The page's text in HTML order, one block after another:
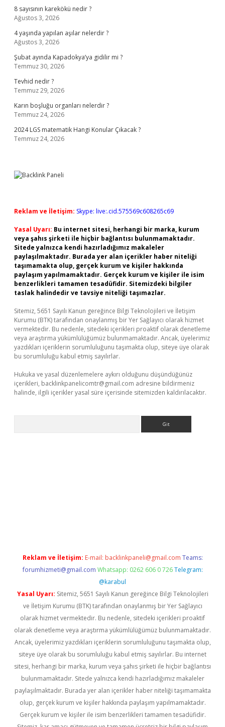
8 sayısının karekökü nedir ?
Ağustos 3, 2026
4 yaşında yapılan aşılar nelerdir ?
Ağustos 3, 2026
Şubat ayında Kapadokya’ya gidilir mi ?
Temmuz 30, 2026
Tevhid nedir ?
Temmuz 29, 2026
Karın boşluğu organları nelerdir ?
Temmuz 24, 2026
2024 LGS matematik Hangi Konular Çıkacak ?
Temmuz 24, 2026
Reklam ve İletişim: Skype: live:.cid.575569c608265c69
Yasal Uyarı: Bu internet sitesi, herhangi bir marka, kurum
veya şahıs şirketi ile hiçbir bağlantısı bulunmamaktadır.
Sitede yalnızca kendi hazırladığımız makaleler
paylaşılmaktadır. Burada yer alan içerikler haber niteliği
taşımamakta olup, gerçek kurum ve kişiler hakkında
paylaşım yapılmamaktadır. Gerçek kurum ve kişiler ile isim
benzerlikleri tamamen tesadüfidir. Sitemizdeki bilgiler
taslak halindedir ve tavsiye niteliği taşımazlar.
Sitemiz, 5651 Sayılı Kanun gereğince Bilgi Teknolojileri ve İletişim
Kurumu (BTK) tarafından onaylanmış bir Yer Sağlayıcı olarak hizmet
vermektedir. Bu nedenle, sitedeki içerikleri proaktif olarak denetleme
veya araştırma yükümlülüğümüz bulunmamaktadır. Ancak, üyelerimiz
yazdıkları içeriklerin sorumluluğunu taşımakta olup, siteye üye olarak
bu sorumluluğu kabul etmiş sayılırlar.
Hukuka ve yasal düzenlemelere aykırı olduğunu düşündüğünüz
içerikleri, backlinkpanelicomtr@gmail.com adresine bildirmeniz
halinde, ilgili içerikler yasal süre içerisinde sitemizden kaldırılacaktır.
Reklam ve İletişim: E-mail: backlinkpaneli@gmail.com Teams:
forumhizmeti@gmail.com Whatsapp: 0262 606 0 726 Telegram:
@karabul
Yasal Uyarı: Sitemiz, 5651 Sayılı Kanun gereğince Bilgi Teknolojileri
ve İletişim Kurumu (BTK) tarafından onaylanmış bir Yer Sağlayıcı
olarak hizmet vermektedir. Bu nedenle, sitedeki içerikleri proaktif
olarak denetleme veya araştırma yükümlülüğümüz bulunmamaktadır.
Ancak, üyelerimiz yazdıkları içeriklerin sorumluluğunu taşımakta olup,
siteye üye olarak bu sorumluluğu kabul etmiş sayılırlar. Bu internet
sitesi, herhangi bir marka, kurum veya şahıs şirketi ile hiçbir bağlantısı
bulunmamaktadır. Sitede yalnızca kendi hazırladığımız makaleler
paylaşılmaktadır. Burada yer alan içerikler haber niteliği taşımamakta
olup, gerçek kurum ve kişiler hakkında paylaşım yapılmamaktadır.
Gerçek kurum ve kişiler ile isim benzerlikleri tamamen tesadüfidir.